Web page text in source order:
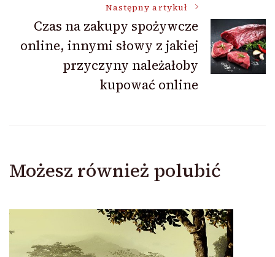
Następny artykuł
Czas na zakupy spożywcze
online, innymi słowy z jakiej
przyczyny należałoby
kupować online
Możesz również polubić